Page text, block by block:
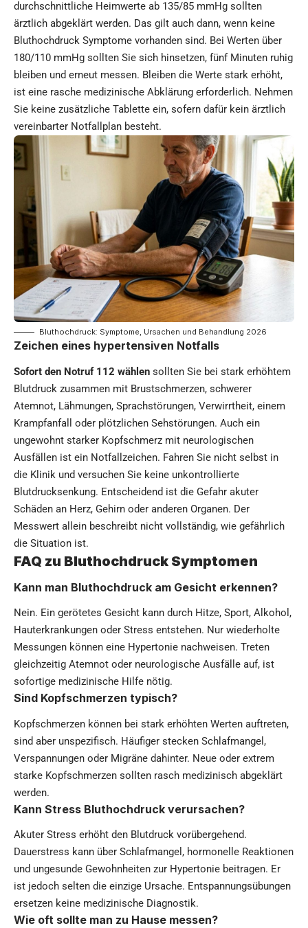
durchschnittliche Heimwerte ab 135/85 mmHg sollten
ärztlich abgeklärt werden. Das gilt auch dann, wenn keine
Bluthochdruck Symptome vorhanden sind. Bei Werten über
180/110 mmHg sollten Sie sich hinsetzen, fünf Minuten ruhig
bleiben und erneut messen. Bleiben die Werte stark erhöht,
ist eine rasche medizinische Abklärung erforderlich. Nehmen
Sie keine zusätzliche Tablette ein, sofern dafür kein ärztlich
vereinbarter Notfallplan besteht.
Bluthochdruck: Symptome, Ursachen und Behandlung 2026
Zeichen eines hypertensiven Notfalls
Sofort den Notruf 112 wählen sollten Sie bei stark erhöhtem
Blutdruck zusammen mit Brustschmerzen, schwerer
Atemnot, Lähmungen, Sprachstörungen, Verwirrtheit, einem
Krampfanfall oder plötzlichen Sehstörungen. Auch ein
ungewohnt starker Kopfschmerz mit neurologischen
Ausfällen ist ein Notfallzeichen. Fahren Sie nicht selbst in
die Klinik und versuchen Sie keine unkontrollierte
Blutdrucksenkung. Entscheidend ist die Gefahr akuter
Schäden an Herz, Gehirn oder anderen Organen. Der
Messwert allein beschreibt nicht vollständig, wie gefährlich
die Situation ist.
FAQ zu Bluthochdruck Symptomen
Kann man Bluthochdruck am Gesicht erkennen?
Nein. Ein gerötetes Gesicht kann durch Hitze, Sport, Alkohol,
Hauterkrankungen oder Stress entstehen. Nur wiederholte
Messungen können eine Hypertonie nachweisen. Treten
gleichzeitig Atemnot oder neurologische Ausfälle auf, ist
sofortige medizinische Hilfe nötig.
Sind Kopfschmerzen typisch?
Kopfschmerzen können bei stark erhöhten Werten auftreten,
sind aber unspezifisch. Häufiger stecken Schlafmangel,
Verspannungen oder Migräne dahinter. Neue oder extrem
starke Kopfschmerzen sollten rasch medizinisch abgeklärt
werden.
Kann Stress Bluthochdruck verursachen?
Akuter Stress erhöht den Blutdruck vorübergehend.
Dauerstress kann über Schlafmangel, hormonelle Reaktionen
und ungesunde Gewohnheiten zur Hypertonie beitragen. Er
ist jedoch selten die einzige Ursache. Entspannungsübungen
ersetzen keine medizinische Diagnostik.
Wie oft sollte man zu Hause messen?